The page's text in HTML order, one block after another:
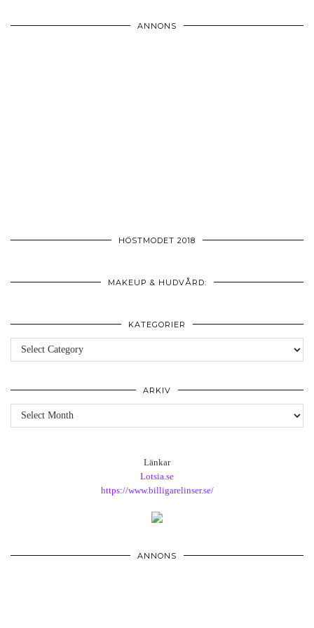
ANNONS
HÖSTMODET 2018
MAKEUP & HUDVÅRD:
KATEGORIER
Kategorier
ARKIV
Arkiv
Länkar
Lotsia.se
https://www.billigarelinser.se/
ANNONS